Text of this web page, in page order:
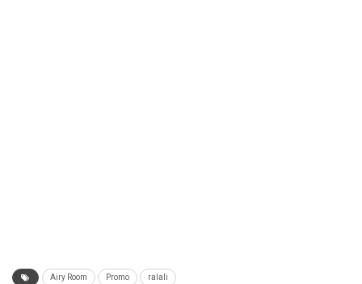
Airy Room Promo ralali